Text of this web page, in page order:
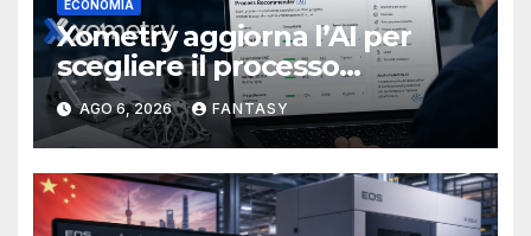
ECONOMIA
Xometry aggiorna l’AI per
scegliere il processo
produttivo più adatto
AGO 6, 2026 FANTASY